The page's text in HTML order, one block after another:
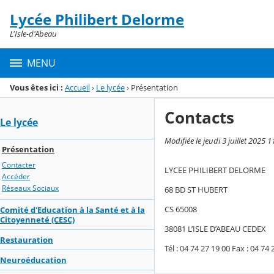
Menu de la rubrique
Contenu
Lycée Philibert Delorme
L'Isle-d'Abeau
MENU
Vous êtes ici : Accueil› Le lycée› Présentation
Le lycée
Présentation
Contacter
Accéder
Réseaux Sociaux
Comité d'Education à la Santé et à la
Citoyenneté (CESC)
Restauration
Neuroéducation
Contacts
Modifiée le jeudi 3 juillet 2025
LYCEE PHILIBERT DELORME
68 BD ST HUBERT
CS 65008
38081 L’ISLE D’ABEAU CEDEX
Tél : 04 74 27 19 00 Fax : 04 74